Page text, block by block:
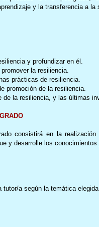
y la transferencia a la
y profundizar en él.
la resiliencia.
prácticas de resiliencia.
promoción de la resiliencia.
de la resiliencia, y las últimas
consistirá en la
y desarrolle los conocimientos
tutor/a según la temática elegida.